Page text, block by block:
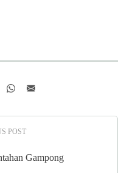
POST
Gampong